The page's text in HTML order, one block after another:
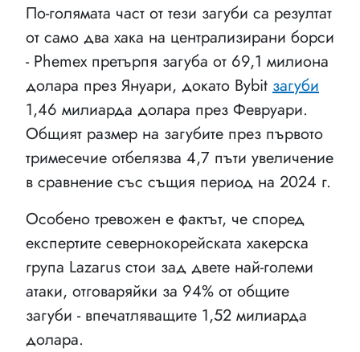
По-голямата част от тези загуби са резултат
от само два хака на централизирани борси
- Phemex претърпя загуба от 69,1 милиона
долара през Януари, докато Bybit загуби
1,46 милиарда долара през Февруари.
Общият размер на загубите през първото
тримесечие отбелязва 4,7 пъти увеличение
в сравнение със същия период на 2024 г.
Особено тревожен е фактът, че според
експертите севернокорейската хакерска
група Lazarus стои зад двете най-големи
атаки, отговаряйки за 94% от общите
загуби - впечатляващите 1,52 милиарда
долара.